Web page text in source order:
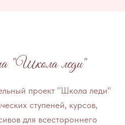
"Школа леди"
проект "Школа леди"
ступеней, курсов,
для всестороннего